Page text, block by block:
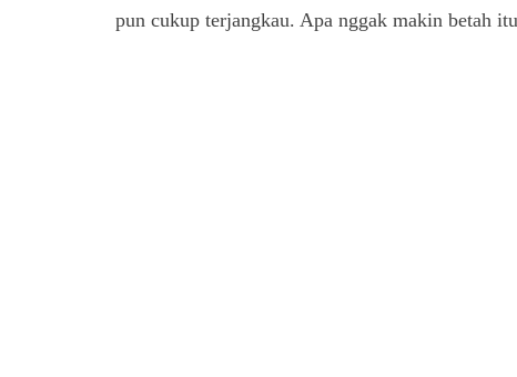
pun cukup terjangkau. Apa nggak makin betah